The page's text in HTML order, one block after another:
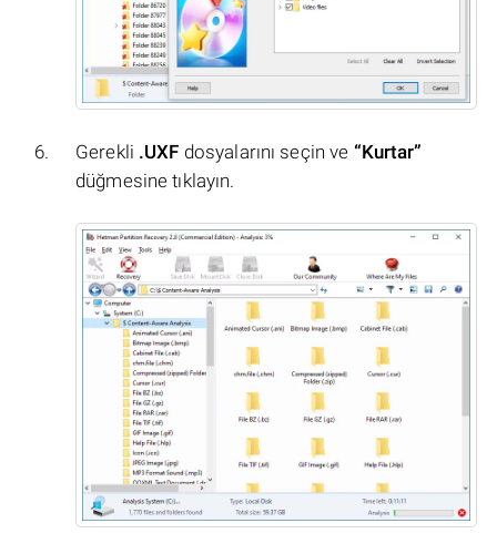
Gerekli .UXF dosyalarını seçin ve “Kurtar”
düğmesine tıklayın.